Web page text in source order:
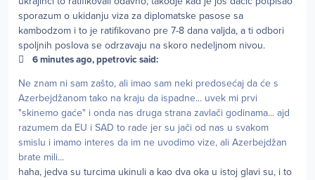
sporazum o ukidanju viza za diplomatske pasose sa
kambodzom i to je ratifikovano pre 7-8 dana valjda, a ti odbori
spoljnih poslova se odrzavaju na skoro nedeljnom nivou.
6 minutes ago, ppetrovic said:
Ne znam ni sam zašto, ali imao sam neki predosećaj da će s
Azerbejdžanom tako na kraju da ispadne... uvek mi prvi
"skinemo gaće" i onda nas druga strana zavlači godinama... ajd
razumem da EU i SAD to rade jer su jači od nas u svakom
smislu i imamo interes da im ne uvodimo vize, ali Azerbejdžan
brate mili...
haha, jedva su turcima ukinuli a kao dva oka u istoj glavi su, i to